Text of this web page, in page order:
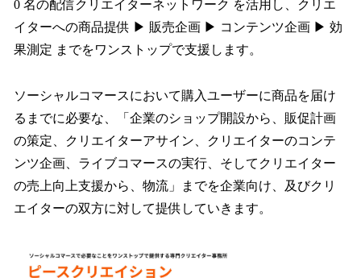
0 名の配信クリエイターネットワーク を活用し、クリエ
イターへの商品提供 ▶︎ 販売企画 ▶︎ コンテンツ企画 ▶︎ 効
果測定 までをワンストップで支援します。
ソーシャルコマースにおいて購入ユーザーに商品を届け
るまでに必要な、「企業のショップ開設から、販促計画
の策定、クリエイターアサイン、クリエイターのコンテ
ンツ企画、ライブコマースの実行、そしてクリエイター
の売上向上支援から、物流」までを企業向け、及びクリ
エイターの双方に対して提供していきます。